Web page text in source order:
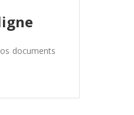
documents